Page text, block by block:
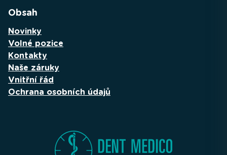
Obsah
Novinky
Volné pozice
Kontakty
Naše záruky
Vnitřní řád
Ochrana osobních údajů